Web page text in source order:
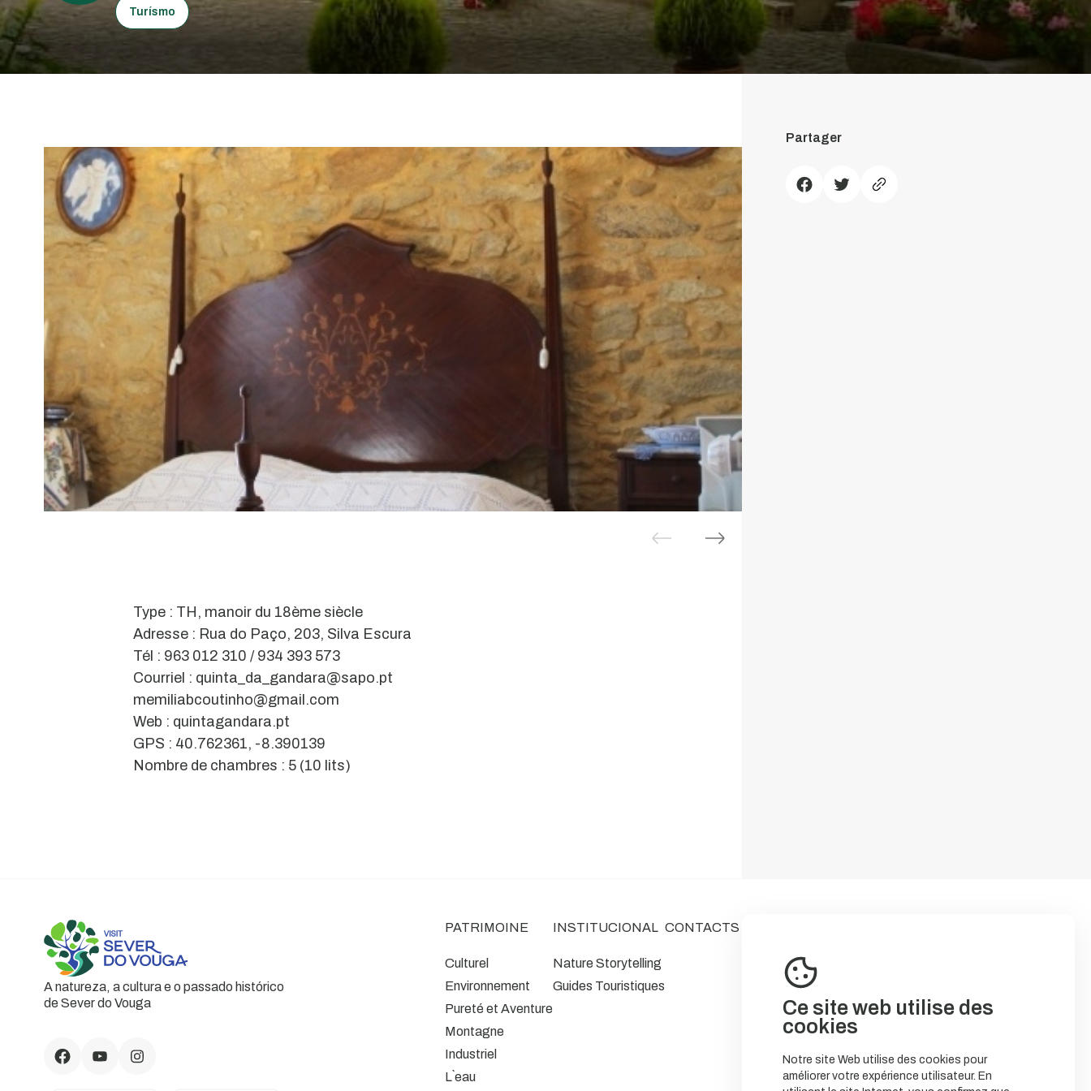
Ce site web utilise des
cookies
Notre site Web utilise des cookies pour
améliorer votre expérience utilisateur. En
Turísmo
Type : TH, manoir du 18ème siècle
Adresse : Rua do Paço, 203, Silva Escura
Tél : 963 012 310 / 934 393 573
Courriel : quinta_da_gandara@sapo.pt
memiliabcoutinho@gmail.com
Web : quintagandara.pt
GPS : 40.762361, -8.390139
Nombre de chambres : 5 (10 lits)
Partager
A natureza, a cultura e o passado histórico
de Sever do Vouga
PATRIMOINE
Culturel
Environnement
Pureté et Aventure
Montagne
Industriel
L`eau
INSTITUCIONAL
Nature Storytelling
Guides Touristiques
CONTACTS